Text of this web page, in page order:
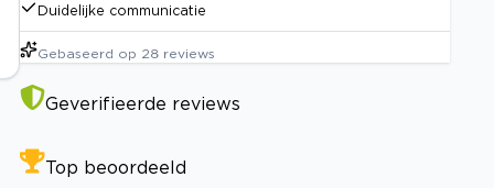
Duidelijke communicatie
Gebaseerd op 28 reviews
Geverifieerde reviews
Top beoordeeld